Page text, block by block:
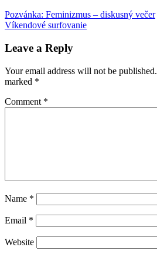
feministickématematika
Post
navigation
Previous
Post:
Pozvánka: Feminizmus – diskusný večer
Next
Víkendové surfovanie
Leave a Reply
Your email address will not be published.
marked *
Comment *
Name *
Email *
Website